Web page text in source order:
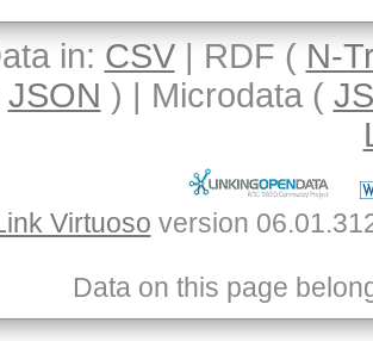
in: CSV| RDF ( N-
JSON ) | Microdata (
Virtuoso
Data on this page